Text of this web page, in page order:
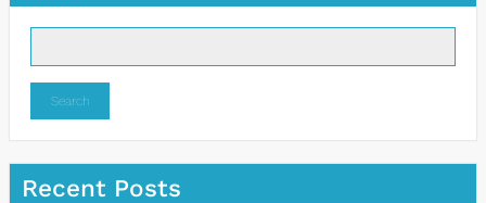
Search
Recent Posts